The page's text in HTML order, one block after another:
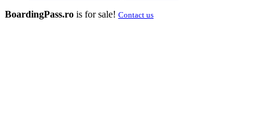
BoardingPass.ro is for sale! Contact us